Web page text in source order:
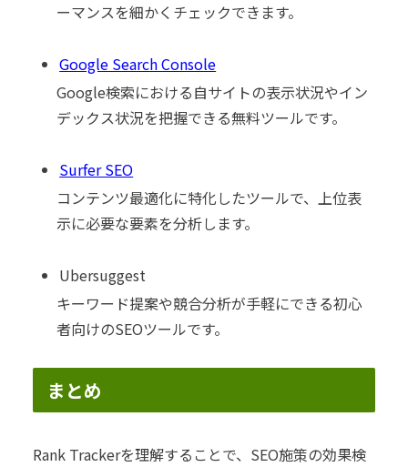
ーマンスを細かくチェックできます。
Google Search Console
Google検索における自サイトの表示状況やイン
デックス状況を把握できる無料ツールです。
Surfer SEO
コンテンツ最適化に特化したツールで、上位表
示に必要な要素を分析します。
Ubersuggest
キーワード提案や競合分析が手軽にできる初心
者向けのSEOツールです。
まとめ
Rank Trackerを理解することで、SEO施策の効果検